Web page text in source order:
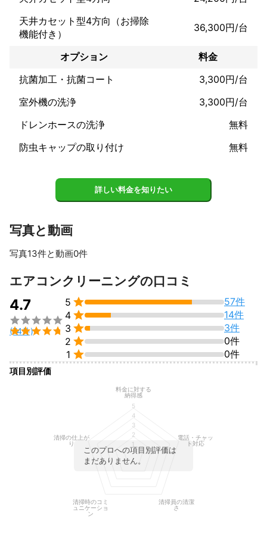
駐車スペースがご用意出来ない場合
当日、実費にてお負担お願い致します。
いつでもお気軽に当チャットにてご質問ください。
よろしくお願い致します。
K's ACT 神田
これまでの実績
10年以上洗濯機分解洗浄をやらせて
汚れ、臭い、乾燥不具合、排水詰まり、
年間に500台以上の洗濯機を洗っており
色々なケースに対応させて頂きます。
洗濯機王に俺はなる！
★縦型洗濯機
¥14,300
¥17,600
★ドラム式洗濯乾燥機
＊所用時間目安 4時間前後
型番、時期により価格変動しますのでご理解下さいませ。
機種、設置状況、汚れ具合により
天井カセット型4方向（お掃除
機能付き）
36,300円/台
オプション
料金
抗菌加工・抗菌コート
3,300円/台
室外機の洗浄
3,300円/台
ドレンホースの洗浄
無料
防虫キャップの取り付け
無料
詳しい料金を知りたい
写真と動画
写真13件と動画0件
すべて見る
エアコンクリーニングの口コミ
4.7


(74件)
5 
57件
4 
14件
3 
3件
2 
0件
1  0件
項目別評価
このプロへの項目別評価は
まだありません。
料金に対する
納得感
電話・チャッ
ト対応
清掃員の清潔
さ
清掃時のコミ
ュニケーショ
ン
清掃の仕上が
り
1
2
3
4
5